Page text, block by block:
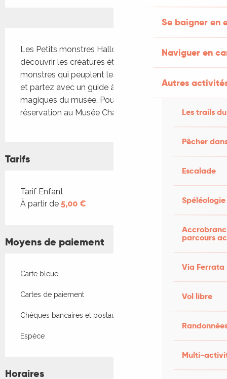
Se baigner en
Naviguer en
Autres
Les trails
Pêcher
Escalade
Spéléologie
parcours
Via Ferrata
Vol libre
Multi-
Les Petits monstres Halloween approche ! Venez
découvrir les créatures étranges et les petits
monstres qui peuplent les collections du musée
et partez avec un guide à la recherche des objets
magiques du musée. Pour les 7-12 ans sur
réservation au Musée Champollion
Tarifs
Tarifs 2026
Tarif Enfant
À partir de 5,00 €
Moyens de paiement
Carte bleue
Cartes de paiement
Chèques bancaires et postaux
Espèce
Horaires